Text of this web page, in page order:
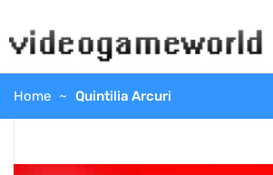
Home Quintilia Arcuri